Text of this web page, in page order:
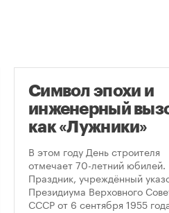
Символ эпохи и
инженерный
как «Лужники»
стали символом
Дня строителя
В этом году День строителя
отмечает 70-летний юбилей.
Праздник, учреждённый
Президиума Верховного
СССР от 6 сентября 1955